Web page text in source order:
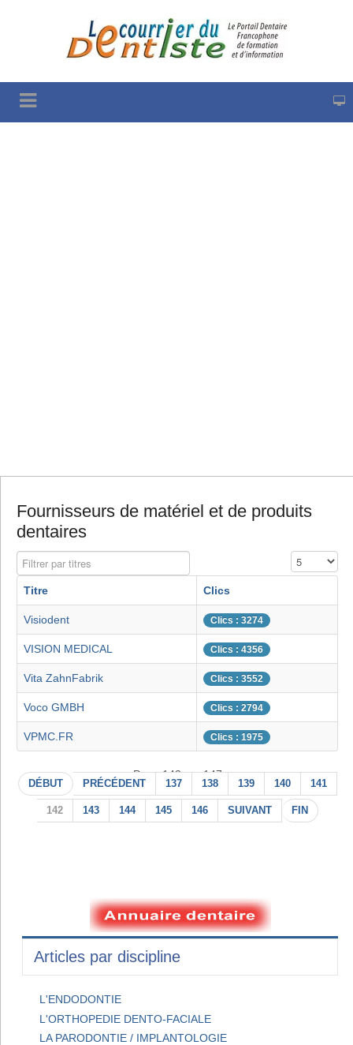
Fournisseurs de matériel et de produits
dentaires
Filtrer par titres Affichage #
Titre Clics
Visiodent Clics : 3274
VISION MEDICAL Clics : 4356
Vita ZahnFabrik Clics : 3552
Voco GMBH Clics : 2794
VPMC.FR Clics : 1975
Page 142 sur 147
DÉBUT PRÉCÉDENT 137 138 139 140 141
142 143 144 145 146 SUIVANT FIN
Articles par discipline
L'ENDODONTIE
L'ORTHOPEDIE DENTO-FACIALE
LA PARODONTIE / IMPLANTOLOGIE